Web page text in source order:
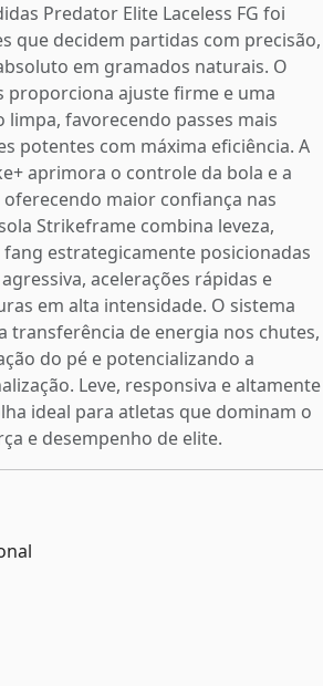
Predator Elite Laceless FG foi
que decidem partidas com precisão,
em gramados naturais. O
proporciona ajuste firme e uma
favorecendo passes mais
potentes com máxima eficiência. A
aprimora o controle da bola e a
maior confiança nas
Strikeframe combina leveza,
estrategicamente posicionadas
acelerações rápidas e
em alta intensidade. O sistema
transferência de energia nos chutes,
do pé e potencializando a
Leve, responsiva e altamente
ideal para atletas que dominam o
e desempenho de elite.